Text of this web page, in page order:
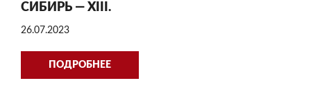
СИБИРЬ — XIII.
26.07.2023
ПОДРОБНЕЕ